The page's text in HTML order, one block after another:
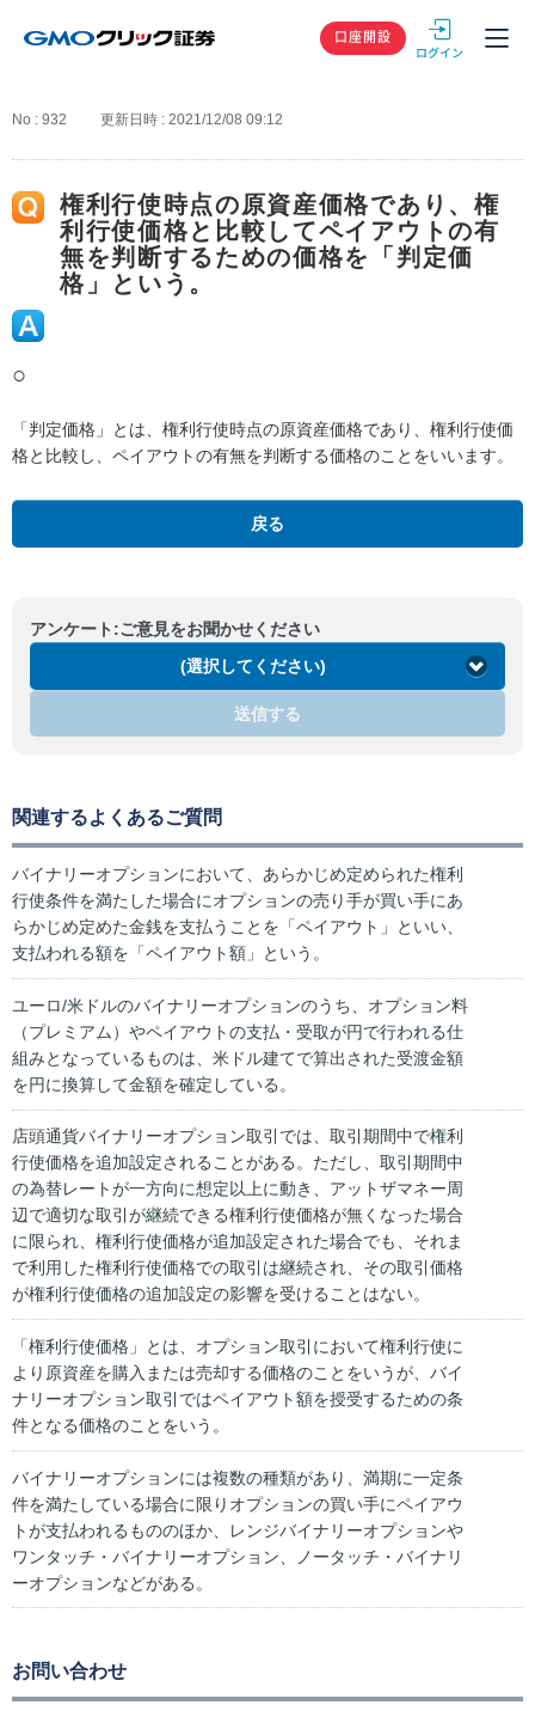
GMOクリック
口座開設
No : 932 更新日時 : 2021/12/08 09:12
権利行使時点の原資産価格であり、権
利行使価格と比較してペイアウトの有
無を判断するための価格を「判定価
格」という。
○
「判定価格」とは、権利行使時点の原資産価格であり、権利行使価
格と比較し、ペイアウトの有無を判断する価格のことをいいます。
戻る
アンケート:ご意見をお聞かせください
(選択してください)
送信する
関連するよくあるご質問
バイナリーオプションにおいて、あらかじめ定められた権利
行使条件を満たした場合にオプションの売り手が買い手にあ
らかじめ定めた金銭を支払うことを「ペイアウト」といい、
支払われる額を「ペイアウト額」という。
ユーロ/米ドルのバイナリーオプションのうち、オプション料
（プレミアム）やペイアウトの支払・受取が円で行われる仕
組みとなっているものは、米ドル建てで算出された受渡金額
を円に換算して金額を確定している。
店頭通貨バイナリーオプション取引では、取引期間中で権利
行使価格を追加設定されることがある。ただし、取引期間中
の為替レートが一方向に想定以上に動き、アットザマネー周
辺で適切な取引が継続できる権利行使価格が無くなった場合
に限られ、権利行使価格が追加設定された場合でも、それま
で利用した権利行使価格での取引は継続され、その取引価格
が権利行使価格の追加設定の影響を受けることはない。
「権利行使価格」とは、オプション取引において権利行使に
より原資産を購入または売却する価格のことをいうが、バイ
ナリーオプション取引ではペイアウト額を授受するための条
件となる価格のことをいう。
バイナリーオプションには複数の種類があり、満期に一定条
件を満たしている場合に限りオプションの買い手にペイアウ
トが支払われるもののほか、レンジバイナリーオプションや
ワンタッチ・バイナリーオプション、ノータッチ・バイナリ
ーオプションなどがある。
お問い合わせ